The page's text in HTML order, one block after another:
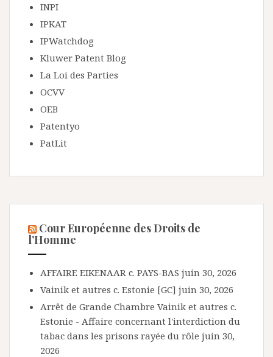
INPI
IPKAT
IPWatchdog
Kluwer Patent Blog
La Loi des Parties
OCVV
OEB
Patentyo
PatLit
Cour Européenne des Droits de
l’Homme
AFFAIRE EIKENAAR c. PAYS-BAS juin 30, 2026
Vainik et autres c. Estonie [GC] juin 30, 2026
Arrêt de Grande Chambre Vainik et autres c.
Estonie - Affaire concernant l'interdiction du
tabac dans les prisons rayée du rôle juin 30,
2026